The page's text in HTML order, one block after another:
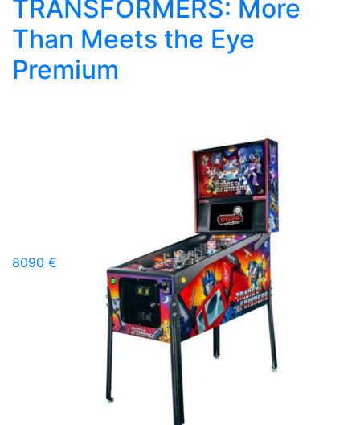
TRANSFORMERS: More
Than Meets the Eye
Premium
8090 €